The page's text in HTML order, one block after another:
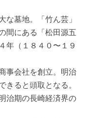
な墓地。「竹ん芸」
間にある「松田源五
年（１８４０〜１９
事会社を創立。明治
きると頭取となる。
治期の長崎経済界の